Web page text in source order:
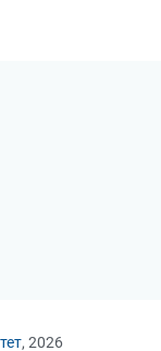
, 2026